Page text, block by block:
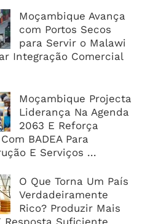
Moçambique Avança
com Portos Secos
para Servir o Malawi
Integração Comercial
Moçambique Projecta
Liderança Na Agenda
2063 E Reforça
BADEA Para
E Serviços ...
O Que Torna Um País
Verdadeiramente
Rico? Produzir Mais
Resposta Suficiente
nova operadora
após suspensão das
Bank pede ao
“saia do caminho” e
Reservados.